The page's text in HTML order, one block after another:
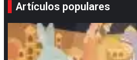
Artículos populares